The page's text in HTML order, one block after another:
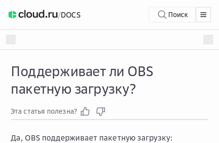
/DOCS Поиск
Поддерживает ли OBS
пакетную загрузку?
Эта статья полезна?
Да, OBS поддерживает пакетную загрузку: